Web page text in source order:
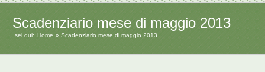
Scadenziario mese di maggio 2013
sei qui: Home Scadenziario mese di maggio 2013